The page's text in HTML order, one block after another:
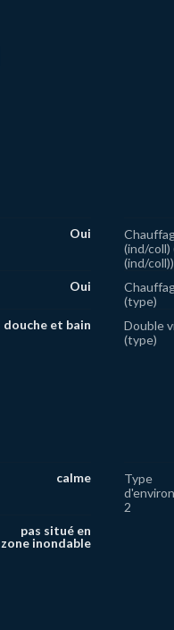
Oui
(ind/
(ind/coll))
Oui
(type)
douche et bain
Double
(type)
calme
Type
2
pas situé en
zone inondable